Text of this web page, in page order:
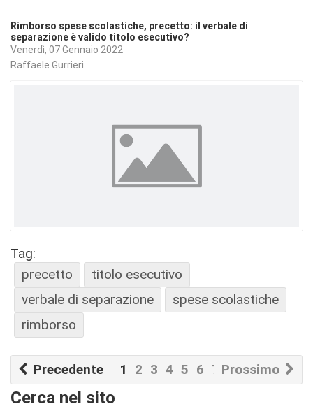
Rimborso spese scolastiche, precetto: il verbale di
separazione è valido titolo esecutivo?
Venerdì, 07 Gennaio 2022
Raffaele Gurrieri
Tag:
precetto
titolo esecutivo
verbale di separazione
spese scolastiche
rimborso
Precedente Prossimo
1 2 3 4 5 6 7 8 9 10
Cerca nel sito